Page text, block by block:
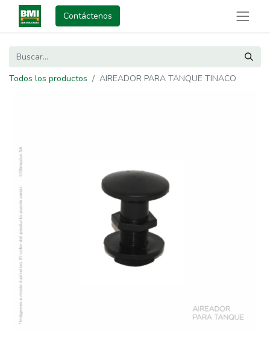
Contáctenos
Todos los productos AIREADOR PARA TANQUE TINACO